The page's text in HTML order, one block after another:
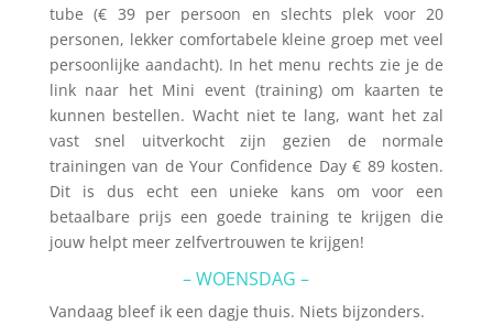
tube (€ 39 per persoon en slechts plek voor 20
personen, lekker comfortabele kleine groep met veel
persoonlijke aandacht). In het menu rechts zie je de
link naar het Mini event (training) om kaarten te
kunnen bestellen. Wacht niet te lang, want het zal
vast snel uitverkocht zijn gezien de normale
trainingen van de Your Confidence Day € 89 kosten.
Dit is dus echt een unieke kans om voor een
betaalbare prijs een goede training te krijgen die
jouw helpt meer zelfvertrouwen te krijgen!
– WOENSDAG –
Vandaag bleef ik een dagje thuis. Niets bijzonders.